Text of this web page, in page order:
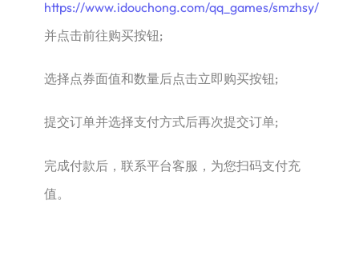
https://www.idouchong.com/qq_games/smzhsy/
并点击前往购买按钮;
选择点券面值和数量后点击立即购买按钮;
提交订单并选择支付方式后再次提交订单;
完成付款后，联系平台客服，为您扫码支付充
值。